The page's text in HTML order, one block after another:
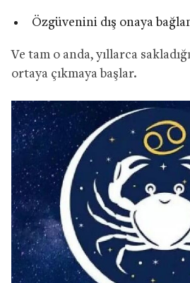
Özgüvenini dış onaya
Ve tam o anda, yıllarca
ortaya çıkmaya başlar.